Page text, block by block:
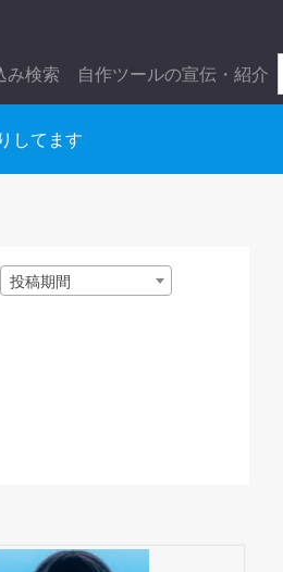
み検索 自作ツールの宣伝・紹介
してます
投稿期間